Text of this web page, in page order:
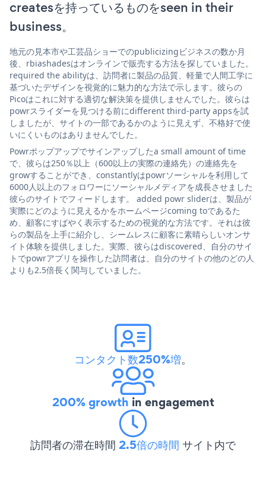
createsを持っているものをseen in their
business。
地元の見本市や工芸品ショーでのpublicizingビジネスの数か月
後、rbiashadesはオンラインで販売する方法を探していました。
required the abilityは、訪問者に製品の品質、軽量で人間工学に
基づいたデザインを視覚的に魅力的な方法で示します。彼らの
Picoはこれに対する適切な解決策を提供しませんでした。彼らは
powrスライダーを見つける前にdifferent third-party appsを試
しましたが、サイトの一部であるかのように見えず、不格好で使
いにくいものはありませんでした。
Powrポップアップでサインアップしたa small amount of time
で、彼らは250％以上（600以上の実際の連絡先）の連絡先を
growすることができ、constantlyはpowrソーシャルを利用して
6000人以上のフォロワーにソーシャルメディアを成長させました
彼らのサイトでフィードします。 added powr sliderは、製品が
実際にどのように見えるかをホームページcoming toであるた
め、顧客にすばやく表示するための視覚的な方法です。それは彼
らの製品を上手に紹介し、シームレスに顧客に素晴らしいオンサ
イト体験を提供しました。実際、彼らはdiscovered、自分のサイ
トでpowrアプリを操作した訪問者は、自分のサイトの他のどの人
よりも2.5倍長く関与していました。
コンタクト数250%増。
200% growth in engagement
訪問者の滞在時間 2.5倍の時間 サイト内で